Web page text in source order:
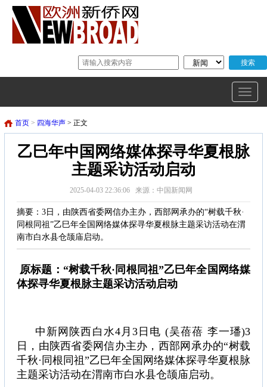
首页 > 四海华声 > 正文
乙巳年中国网络媒体探寻华夏根脉
主题采访活动启动
2025-04-03 22:36:06 来源：中国新闻网
摘要：3日，由陕西省委网信办主办，西部网承办的“树载千秋·
同根同祖”乙巳年全国网络媒体探寻华夏根脉主题采访活动在渭
南市白水县仓颉庙启动。
原标题：“树载千秋·同根同祖”乙巳年全国网络媒
体探寻华夏根脉主题采访活动启动
中新网陕西白水4月3日电 (吴蓓蓓 李一璠)3
日，由陕西省委网信办主办，西部网承办的“树载
千秋·同根同祖”乙巳年全国网络媒体探寻华夏根脉
主题采访活动在渭南市白水县仓颉庙启动。